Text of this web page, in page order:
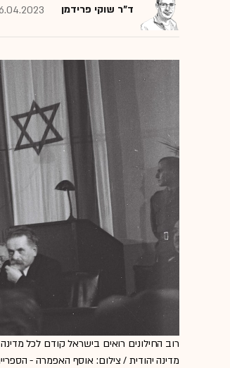
ד"ר שוקי פרידמן
רוב החילונים רואים בישראל קודם לכל
מדינה יהודית / צילום: אוסף האפמרה -